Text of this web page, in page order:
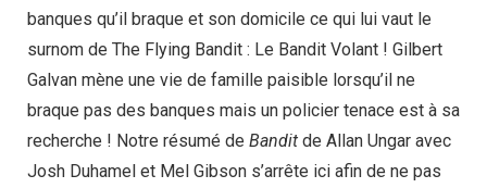
banques qu’il braque et son domicile ce qui lui vaut le
surnom de The Flying Bandit : Le Bandit Volant ! Gilbert
Galvan mène une vie de famille paisible lorsqu’il ne
braque pas des banques mais un policier tenace est à sa
recherche ! Notre résumé de Bandit de Allan Ungar avec
Josh Duhamel et Mel Gibson s’arrête ici afin de ne pas